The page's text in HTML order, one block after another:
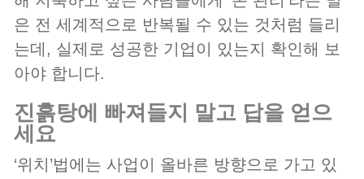
은 전 세계적으로 반복될 수 있는 것처럼 들리
는데, 실제로 성공한 기업이 있는지 확인해 보
아야 합니다.
진흙탕에 빠져들지 말고 답을 얻으
세요
‘위치’법에는 사업이 올바른 방향으로 가고 있